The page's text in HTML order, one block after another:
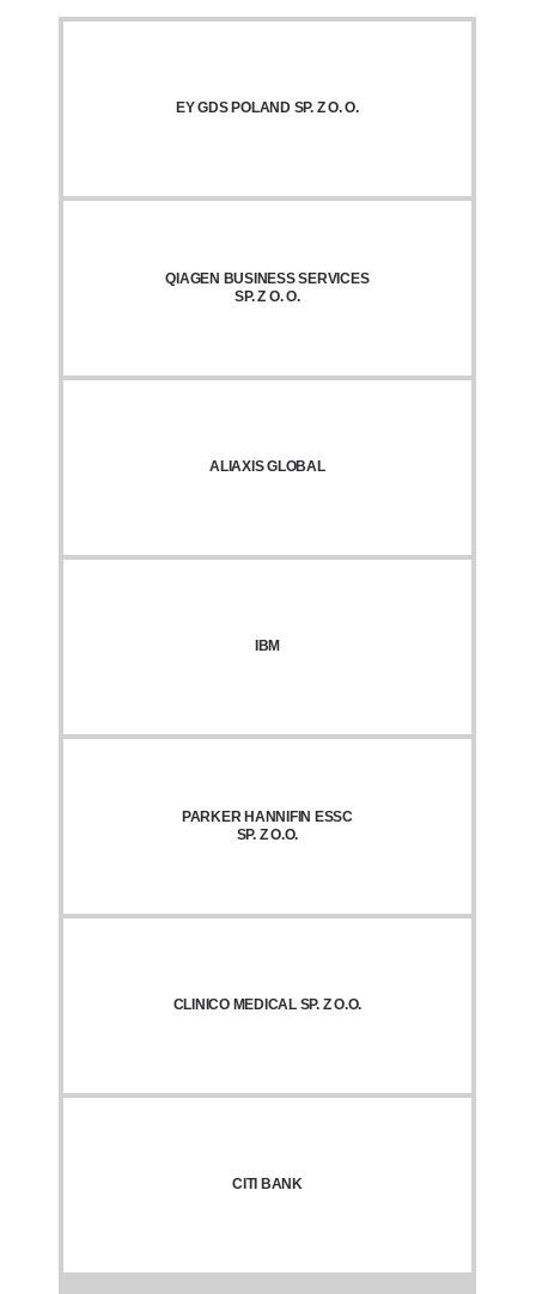
EY GDS POLAND SP. Z O. O.
QIAGEN BUSINESS SERVICES
SP. Z O. O.
ALIAXIS GLOBAL
IBM
PARKER HANNIFIN ESSC
SP. Z O.O.
CLINICO MEDICAL SP. Z O.O.
CITI BANK